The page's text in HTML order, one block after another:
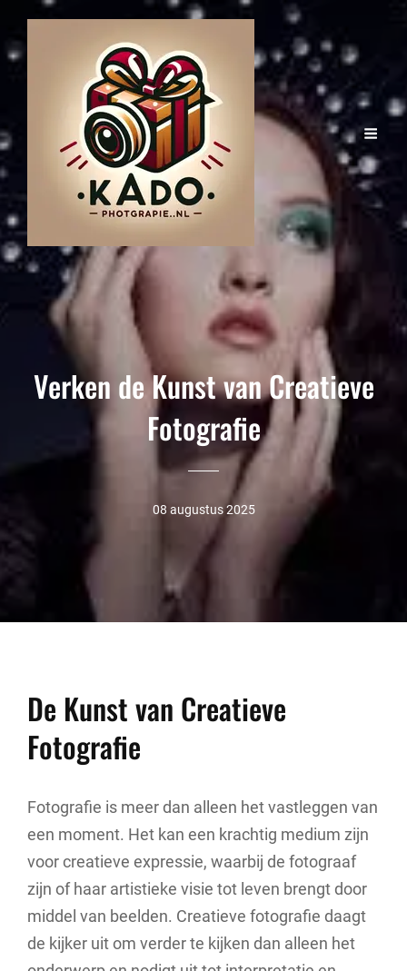
Verken de Kunst van Creatieve
Fotografie
08 augustus 2025
De Kunst van Creatieve
Fotografie
Fotografie is meer dan alleen het vastleggen van
een moment. Het kan een krachtig medium zijn
voor creatieve expressie, waarbij de fotograaf
zijn of haar artistieke visie tot leven brengt door
middel van beelden. Creatieve fotografie daagt
de kijker uit om verder te kijken dan alleen het